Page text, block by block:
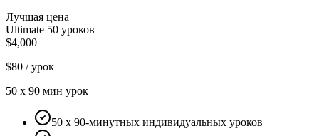
Лучшая цена
Ultimate 50 уроков
$4,000
$80 / урок
50 x 90 мин урок
50 x 90-минутных индивидуальных уроков